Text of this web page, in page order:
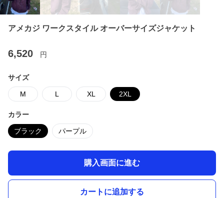
アメカジ ワークスタイル オーバーサイズジャケット
6,520 円
サイズ
M L XL 2XL
カラー
ブラック パープル
購入画面に進む
カートに追加する